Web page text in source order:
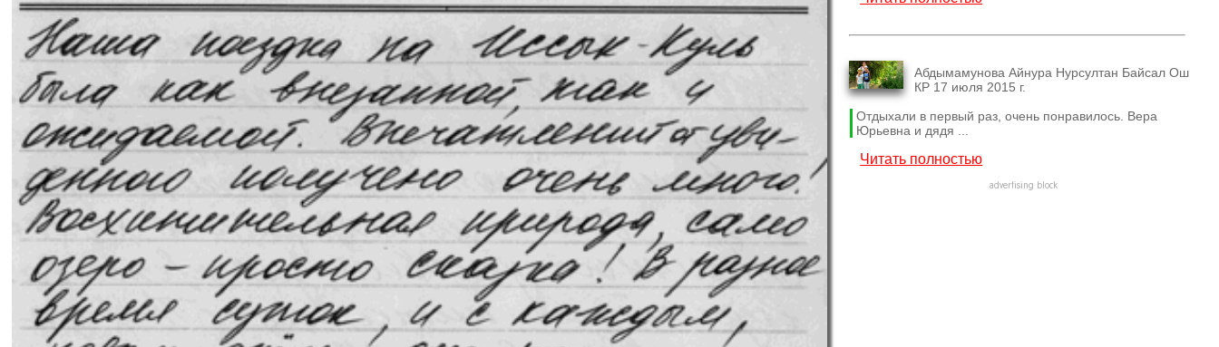
Абдымамунова Айнура Нурсултан Байсал Ош
КР 17 июля 2015 г.
Отдыхали в первый раз, очень понравилось. Вера
Юрьевна и дядя ...
Читать полностью
advertising block